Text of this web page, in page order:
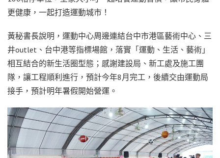
更健康，一起打造運動城市！
黃秘書長說明，運動中心周邊連結台中市港區藝術中心、三
井outlet、台中港等指標場館，落實「運動、生活、藝術」
相互結合的新生活圈型態；感謝建設局、新工處及施工團
隊，讓工程順利進行，預計今年8月完工，後續交由運動局
接手，預計明年暑假開始營運。